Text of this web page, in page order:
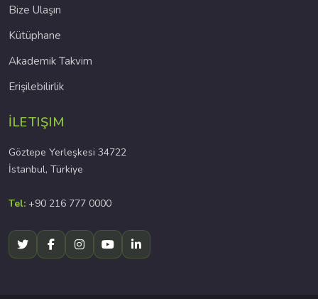
Bize Ulaşın
Kütüphane
Akademik Takvim
Erişilebilirlik
İLETIŞIM
Göztepe Yerleşkesi 34722
İstanbul, Türkiye
Tel: +90 216 777 0000